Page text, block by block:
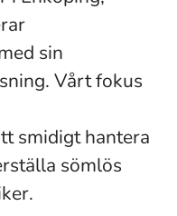
sin
Vårt fokus
smidigt hantera
sömlös